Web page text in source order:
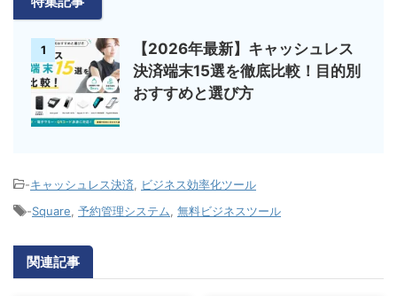
1
【2026年最新】キャッシュレス
決済端末15選を徹底比較！目的別
おすすめと選び方
-キャッシュレス決済
ビジネス効率化ツール
-Square 予約管理システム 無料ビジネスツール
関連記事